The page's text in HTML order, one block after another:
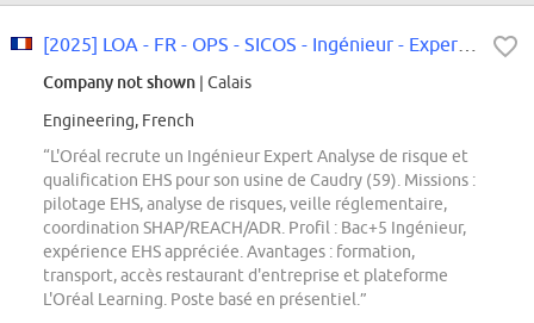
Company not shown | Calais
Engineering, French
“L'Oréal recrute un Ingénieur Expert Analyse de risque et
qualification EHS pour son usine de Caudry (59). Missions :
pilotage EHS, analyse de risques, veille réglementaire,
coordination SHAP/REACH/ADR. Profil : Bac+5 Ingénieur,
expérience EHS appréciée. Avantages : formation,
transport, accès restaurant d'entreprise et plateforme
L'Oréal Learning. Poste basé en présentiel.”